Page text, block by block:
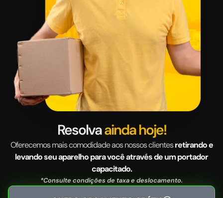
Resolvaainda hoje!
Oferecemos mais comodidade aos nossos clientesretirando e
levando seu aparelho para você através de um portador
capacitado.
*Consulte condições de taxa e deslocamento.